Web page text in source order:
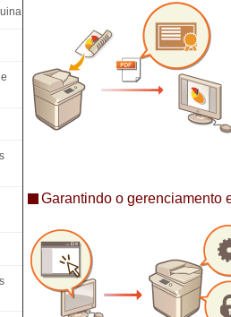
Garantindo o gerenciamento